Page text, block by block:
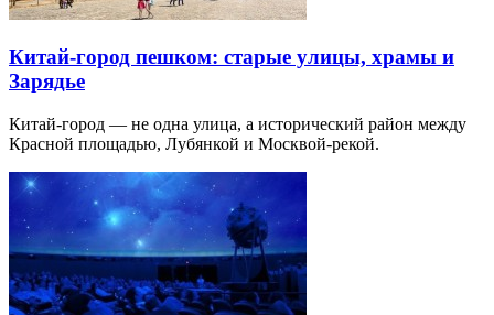
Китай-город пешком: старые улицы, храмы и
Зарядье
Китай-город — не одна улица, а исторический район между
Красной площадью, Лубянкой и Москвой-рекой.